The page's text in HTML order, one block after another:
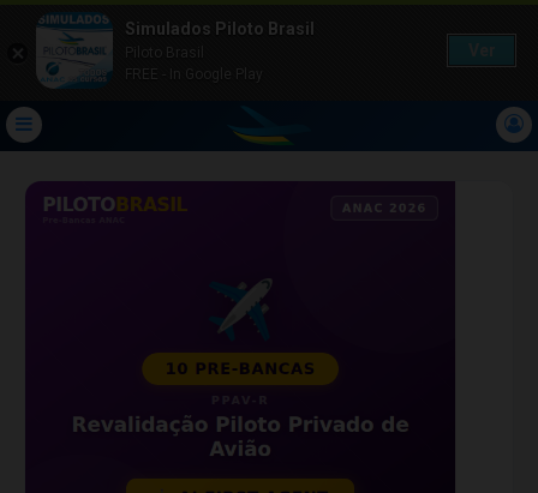
Simulados Piloto Brasil
Piloto Brasil
FREE - In Google Play